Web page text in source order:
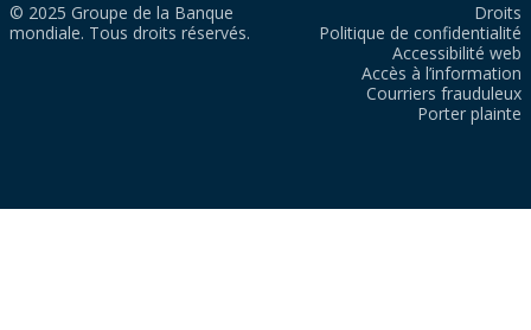
© 2025 Groupe de la Banque
mondiale. Tous droits réservés.
Droits
Politique de confidentialité
Accessibilité web
Accès à l’information
Courriers frauduleux
Porter plainte